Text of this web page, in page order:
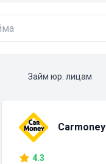
Займ юр. лицам
Carmoney
4.3